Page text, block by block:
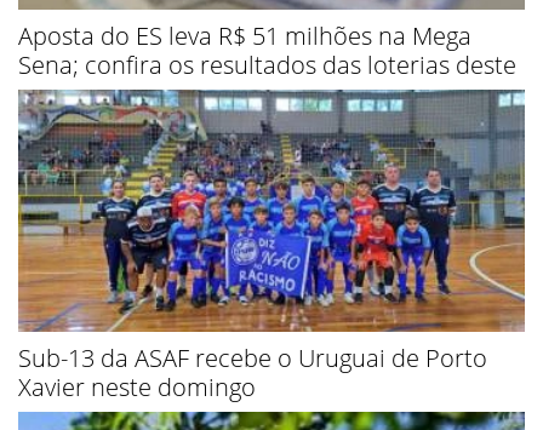
Aposta do ES leva R$ 51 milhões na Mega
Sena; confira os resultados das loterias deste
Sub-13 da ASAF recebe o Uruguai de Porto
Xavier neste domingo